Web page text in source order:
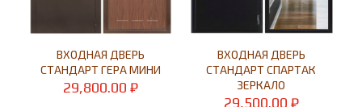
ВХОДНАЯ ДВЕРЬ
СТАНДАРТ ГЕРА МИНИ
29,800.00₽
ВХОДНАЯ ДВЕРЬ
СТАНДАРТ СПАРТАК
ЗЕРКАЛО
29,500.00 ₽